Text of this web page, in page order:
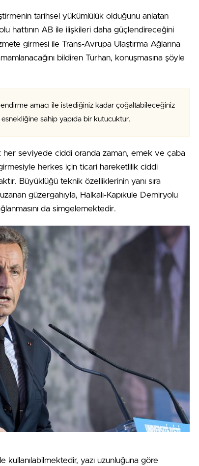
tarihsel yükümlülük olduğunu anlatan
hattının AB ile ilişkileri daha güçlendireceğini
girmesi ile Trans-Avrupa Ulaştırma Ağlarına
bildiren Turhan, konuşmasına şöyle
amacı ile istediğiniz kadar çoğaltabileceğiniz
esnekliğine sahip yapıda bir kutucuktur.
her seviyede ciddi oranda zaman, emek ve çaba
herkes için ticari hareketlilik ciddi
Büyüklüğü teknik özelliklerinin yanı sıra
güzergahıyla, Halkalı-Kapıkule Demiryolu
da simgelemektedir.
kullanılabilmektedir, yazı uzunluğuna göre